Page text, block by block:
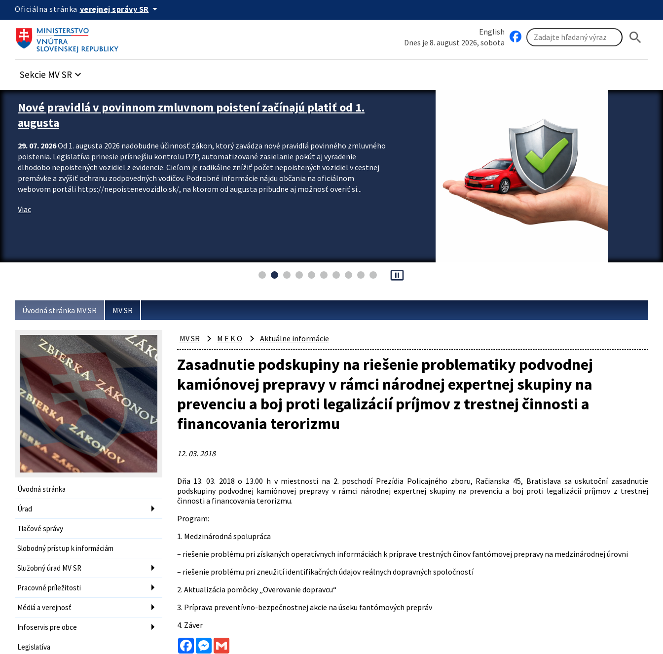
Preskocit na hlavný obsah
Oficiálna stránka verejnej správy SR arrow_drop_down
English
Dnes je 8. august 2026, sobota
search
Sekcie MV SR keyboard_arrow_down
Zastavit automatický posun upútavok
Nové pravidlá v povinnom zmluvnom poistení začínajú platiť od 1.
augusta
29. 07. 2026Od 1. augusta 2026 nadobudne účinnosť zákon, ktorý zavádza nové pravidlá povinného zmluvného
poistenia. Legislatíva prinesie prísnejšiu kontrolu PZP, automatizované zasielanie pokút aj vyradenie
dlhodobo nepoistených vozidiel z evidencie. Cieľom je radikálne znížiť počet nepoistených vozidiel v cestnej
premávke a zvýšiť ochranu zodpovedných vodičov. Podrobné informácie nájdu občania na oficiálnom
webovom portáli https://nepoistenevozidlo.sk/, na ktorom od augusta pribudne aj možnosť overiť si...
Viac
pause_presentation
Úvodná stránka MV SR MV SR
Úvodná stránka
Úrad
Tlačové správy
Slobodný prístup k informáciám
Služobný úrad MV SR
Pracovné príležitosti
Médiá a verejnosť
Infoservis pre obce
Legislatíva
MV SR M E K O Aktuálne informácie
Zasadnutie podskupiny na riešenie problematiky podvodnej
kamiónovej prepravy v rámci národnej expertnej skupiny na
prevenciu a boj proti legalizácií príjmov z trestnej činnosti a
financovania terorizmu
12. 03. 2018
Dňa 13. 03. 2018 o 13.00 h v miestnosti na 2. poschodí Prezídia Policajného zboru, Račianska 45, Bratislava sa uskutoční zasadnutie
podskupiny podvodnej kamiónovej prepravy v rámci národnej expertnej skupiny na prevenciu a boj proti legalizácií príjmov z trestnej
činnosti a financovania terorizmu.
Program:
1. Medzinárodná spolupráca
– riešenie problému pri získaných operatívnych informáciách k príprave trestných činov fantómovej prepravy na medzinárodnej úrovni
– riešenie problému pri zneužití identifikačných údajov reálnych dopravných spoločností
2. Aktualizácia pomôcky „Overovanie dopravcu“
3. Príprava preventívno-bezpečnostnej akcie na úseku fantómových prepráv
4. Záver
FacebookMessenger
Gmail